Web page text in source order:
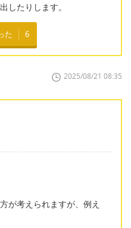
したりします。
た 6
2025/08/21 08:35
が考えられますが、例え